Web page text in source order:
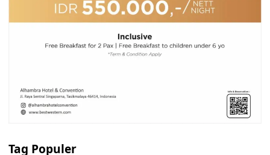
Tag Populer